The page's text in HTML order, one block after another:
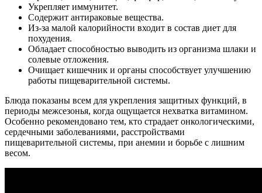
Укрепляет иммунитет.
Содержит антираковые вещества.
Из-за малой калорийности входит в состав диет для
похудения.
Обладает способностью выводить из организма шлаки и
солевые отложения.
Очищает кишечник и органы способствует улучшению
работы пищеварительной системы.
Блюда показаны всем для укрепления защитных функций, в
периоды межсезонья, когда ощущается нехватка витамином.
Особенно рекомендовано тем, кто страдает онкологическими,
сердечными заболеваниями, расстройствами
пищеварительной системы, при анемии и борьбе с лишним
весом.